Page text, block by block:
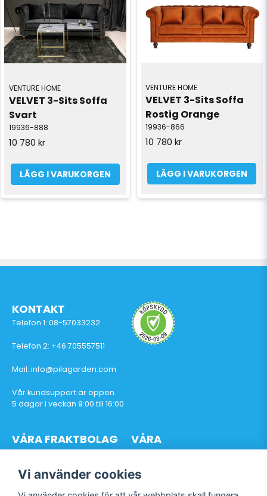
VENTURE HOME
VELVET 3-Sits Soffa
Svart
19936-888
10 780 kr
LÄGG I VARUKORGEN
VENTURE HOME
VELVET 3-Sits Soffa
Rostig Orange
19936-866
10 780 kr
LÄGG I VARUKORGEN
KONTAKT
Telefon 1: 08-57033232
Telefon 2: +46 705557511
Mail: info@pilagarden.com
Vår kundsupport är öppen
5 dagar i veckan 9:00 till 16:00
VÅRA FRAKTBOLAG
VÅRA
Vi använder cookies